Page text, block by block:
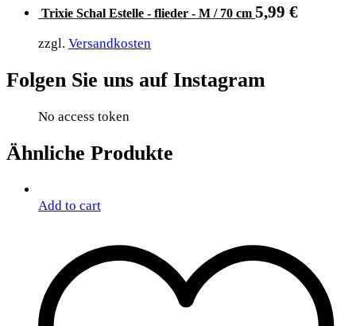
Trixie Schal Estelle - flieder - M / 70 cm 5,99 €
zzgl. Versandkosten
Folgen Sie uns auf Instagram
No access token
Ähnliche Produkte
Add to cart